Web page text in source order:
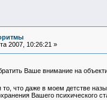
2007, 10:26:21 »
Ваше внимание на
что даже в моем детстве
Вашего психического